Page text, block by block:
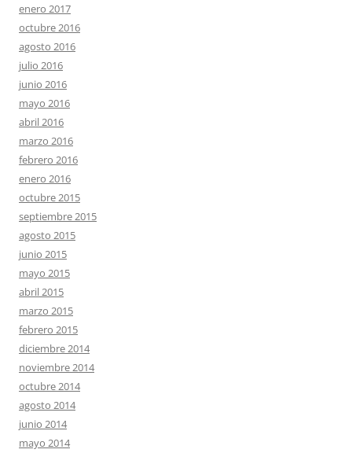
enero 2017
octubre 2016
agosto 2016
julio 2016
junio 2016
mayo 2016
abril 2016
marzo 2016
febrero 2016
enero 2016
octubre 2015
septiembre 2015
agosto 2015
junio 2015
mayo 2015
abril 2015
marzo 2015
febrero 2015
diciembre 2014
noviembre 2014
octubre 2014
agosto 2014
junio 2014
mayo 2014